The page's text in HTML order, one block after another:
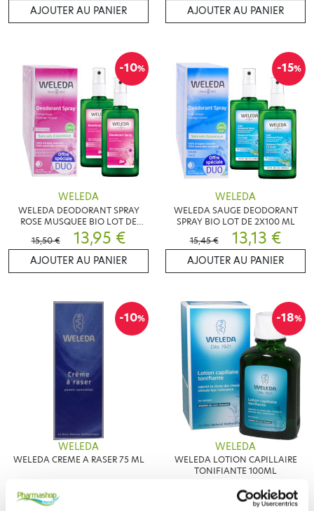
AJOUTER AU PANIER AJOUTER AU PANIER
-10%
WELEDA
WELEDA DEODORANT SPRAY
ROSE MUSQUEE BIO LOT DE
2X100 ML
15,50 € 13,95 €
AJOUTER AU PANIER
-15%
WELEDA
WELEDA SAUGE DEODORANT
SPRAY BIO LOT DE 2X100 ML
15,45 €
13,13 €
AJOUTER AU PANIER
-10%
WELEDA
WELEDA CREME A RASER 75 ML
8,35 €
-18%
WELEDA
WELEDA LOTION CAPILLAIRE
TONIFIANTE 100ML
10,09 €